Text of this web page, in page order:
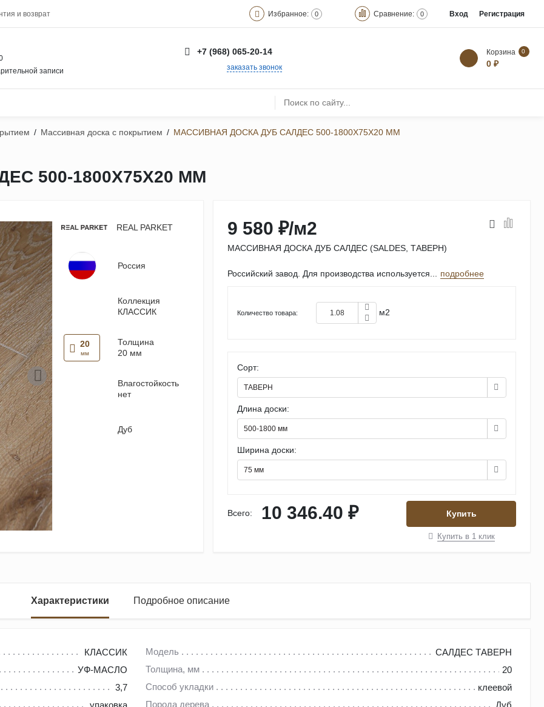
и возврат Избранное: 0 Сравнение: 0 Вход Регистрация
записи
+7 (968) 065-20-14
заказать звонок
Корзина 0
0 ₽
/ Массивная доска с покрытием / МАССИВНАЯ ДОСКА ДУБ САЛДЕС 500-1800Х75Х20 ММ
500-1800Х75Х20 ММ
REAL PARKET
Россия
Коллекция
КЛАССИК
20
мм
Толщина
20 мм
Влагостойкость
нет
Дуб
9 580 ₽/м2
МАССИВНАЯ ДОСКА ДУБ САЛДЕС (SALDES, ТАВЕРН)
Российский завод. Для производства используется... подробнее
Количество товара: м2
Сорт:
ТАВЕРН
Длина доски:
500-1800 мм
Ширина доски:
75 мм
Всего: 10 346.40 ₽ Купить
Купить в 1 клик
Характеристики Подробное описание
КЛАССИК Модель
САЛДЕС ТАВЕРН
УФ-МАСЛО Толщина, мм
20
3,7 Способ укладки
клеевой
упаковка Порода дерева
Дуб